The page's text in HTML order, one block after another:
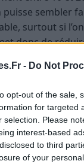
- Do Not
opt-out of the sale,
for targeted
selection. Please
interest-based
to third
of your
sembler
surtout si
donc de
pas
non
éteindre la
non